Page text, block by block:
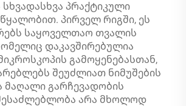
სხვადასხვა პრაქტიკული
პირველ რიგში, ეს
საყოველთაო თვალის
დაკავშირებულია
გამოყენებასთან,
შეუძლიათ ნიმუშების
მაღალი გარჩევადობის
შესაძლებლობა არა მხოლოდ